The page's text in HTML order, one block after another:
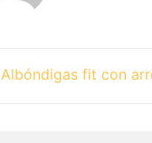
Albóndigas fit con